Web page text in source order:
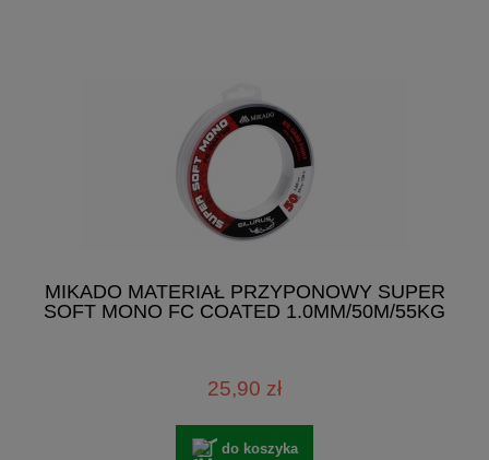
MIKADO MATERIAŁ PRZYPONOWY SUPER
SOFT MONO FC COATED 1.0MM/50M/55KG
25,90 zł
do koszyka